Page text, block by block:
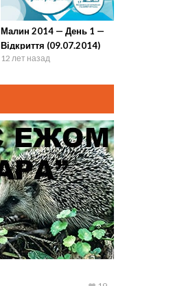
Малин 2014 — День 1 —
Відкриття (09.07.2014)
12 лет назад